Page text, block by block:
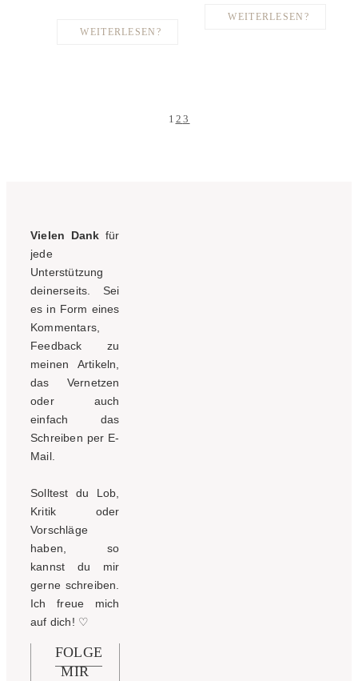
WEITERLESEN?
WEITERLESEN?
1 2 3
Vielen Dank für
jede
Unterstützung
deinerseits. Sei
es in Form eines
Kommentars,
Feedback zu
meinen Artikeln,
das Vernetzen
oder auch
einfach das
Schreiben per E-
Mail.
Solltest du Lob,
Kritik oder
Vorschläge
haben, so
kannst du mir
gerne schreiben.
Ich freue mich
auf dich! ♡
FOLGE
MIR